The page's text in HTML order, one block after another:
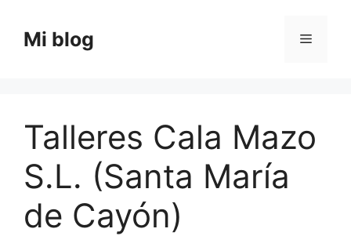
contenido
Mi blog Menú
Talleres Cala Mazo
S.L. (Santa María
de Cayón)